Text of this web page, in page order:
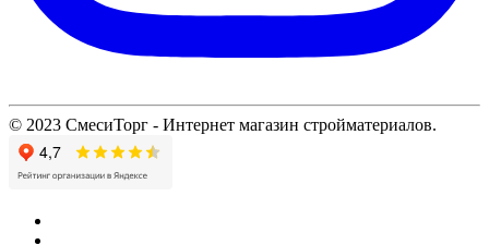
© 2023 СмесиТорг - Интернет магазин стройматериалов.